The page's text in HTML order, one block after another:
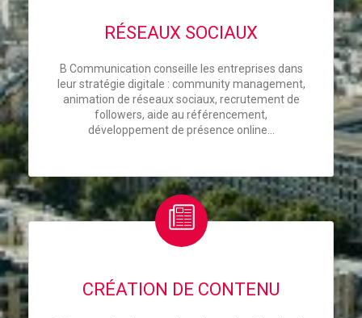
RÉSEAUX SOCIAUX
B Communication conseille les entreprises dans
leur stratégie digitale : community management,
animation de réseaux sociaux, recrutement de
followers, aide au référencement,
développement de présence online…
CRÉATION DE CONTENU